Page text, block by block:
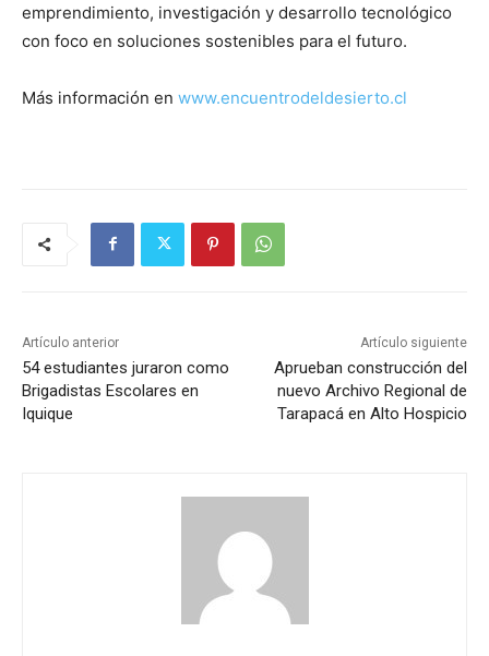
emprendimiento, investigación y desarrollo tecnológico
con foco en soluciones sostenibles para el futuro.
Más información en www.encuentrodeldesierto.cl
Artículo anterior
54 estudiantes juraron como
Brigadistas Escolares en
Iquique
Artículo siguiente
Aprueban construcción del
nuevo Archivo Regional de
Tarapacá en Alto Hospicio